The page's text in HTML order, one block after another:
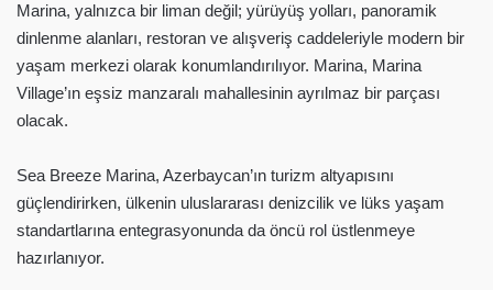
Marina, yalnızca bir liman değil; yürüyüş yolları, panoramik
dinlenme alanları, restoran ve alışveriş caddeleriyle modern bir
yaşam merkezi olarak konumlandırılıyor. Marina, Marina
Village’ın eşsiz manzaralı mahallesinin ayrılmaz bir parçası
olacak.
Sea Breeze Marina, Azerbaycan’ın turizm altyapısını
güçlendirirken, ülkenin uluslararası denizcilik ve lüks yaşam
standartlarına entegrasyonunda da öncü rol üstlenmeye
hazırlanıyor.